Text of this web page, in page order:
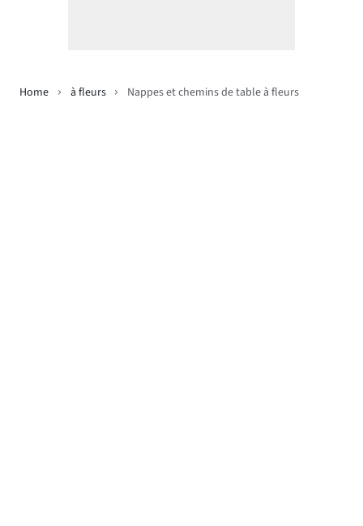
Home à fleurs Nappes et chemins de table à fleurs